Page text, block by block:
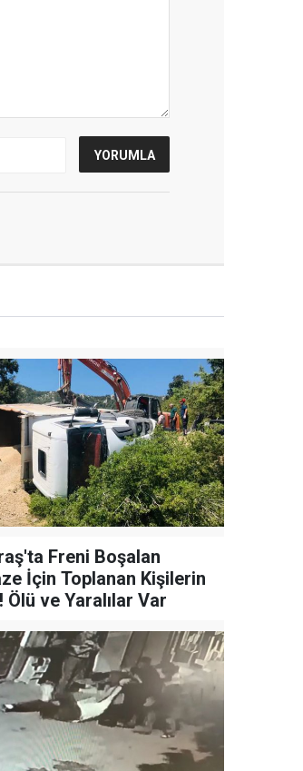
Freni Boşalan
İçin Toplanan Kişilerin
Ölü ve Yaralılar Var